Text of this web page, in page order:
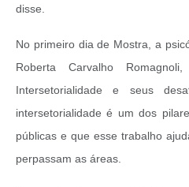
disse.
No primeiro dia de Mostra, a
Roberta Carvalho
Intersetorialidade e seus
intersetorialidade é um dos
públicas e que esse trabalho
perpassam as áreas.